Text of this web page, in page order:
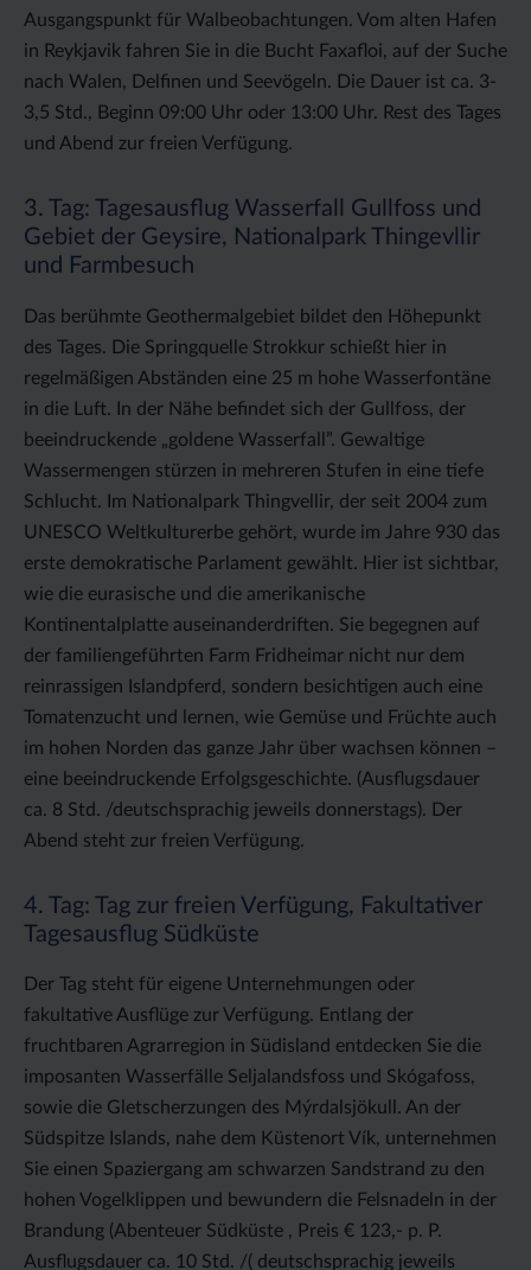
Ausgangspunkt für Walbeobachtungen. Vom alten Hafen
in Reykjavik fahren Sie in die Bucht Faxafloi, auf der Suche
nach Walen, Delfinen und Seevögeln. Die Dauer ist ca. 3-
3,5 Std., Beginn 09:00 Uhr oder 13:00 Uhr. Rest des Tages
und Abend zur freien Verfügung.
3. Tag: Tagesausflug Wasserfall Gullfoss und
Gebiet der Geysire, Nationalpark Thingevllir
und Farmbesuch
Das berühmte Geothermalgebiet bildet den Höhepunkt
des Tages. Die Springquelle Strokkur schießt hier in
regelmäßigen Abständen eine 25 m hohe Wasserfontäne
in die Luft. In der Nähe befindet sich der Gullfoss, der
beeindruckende „goldene Wasserfall”. Gewaltige
Wassermengen stürzen in mehreren Stufen in eine tiefe
Schlucht. Im Nationalpark Thingvellir, der seit 2004 zum
UNESCO Weltkulturerbe gehört, wurde im Jahre 930 das
erste demokratische Parlament gewählt. Hier ist sichtbar,
wie die eurasische und die amerikanische
Kontinentalplatte auseinanderdriften. Sie begegnen auf
der familiengeführten Farm Fridheimar nicht nur dem
reinrassigen Islandpferd, sondern besichtigen auch eine
Tomatenzucht und lernen, wie Gemüse und Früchte auch
im hohen Norden das ganze Jahr über wachsen können –
eine beeindruckende Erfolgsgeschichte. (Ausflugsdauer
ca. 8 Std. /deutschsprachig jeweils donnerstags). Der
Abend steht zur freien Verfügung.
4. Tag: Tag zur freien Verfügung, Fakultativer
Tagesausflug Südküste
Der Tag steht für eigene Unternehmungen oder
fakultative Ausflüge zur Verfügung. Entlang der
fruchtbaren Agrarregion in Südisland entdecken Sie die
imposanten Wasserfälle Seljalandsfoss und Skógafoss,
sowie die Gletscherzungen des Mýrdalsjökull. An der
Südspitze Islands, nahe dem Küstenort Vík, unternehmen
Sie einen Spaziergang am schwarzen Sandstrand zu den
hohen Vogelklippen und bewundern die Felsnadeln in der
Brandung (Abenteuer Südküste , Preis € 123,- p. P.
Ausflugsdauer ca. 10 Std. /( deutschsprachig jeweils